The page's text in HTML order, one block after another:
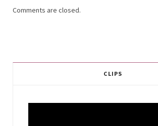
Comments are closed.
CLIPS